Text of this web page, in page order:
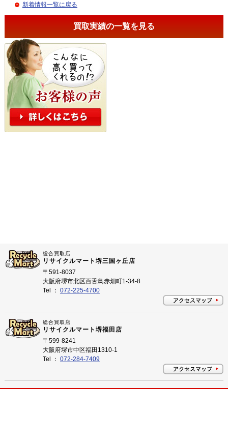
新着情報一覧に戻る
買取実績の一覧を見る
総合買取店
リサイクルマート堺三国ヶ丘店
〒591-8037
大阪府堺市北区百舌鳥赤畑町1-34-8
Tel ： 072-225-4700
総合買取店
リサイクルマート堺福田店
〒599-8241
大阪府堺市中区福田1310-1
Tel ： 072-284-7409